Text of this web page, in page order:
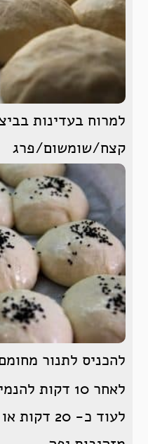
למרוח בעדינות
קצח/שומשום/פרג
להכניס לתנור מחומם
לעוד כ- 20